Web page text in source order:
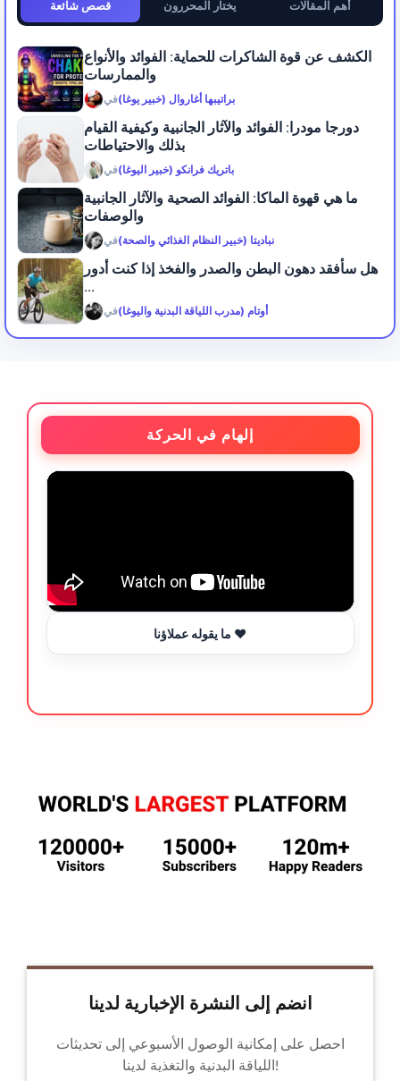
قصص شائعة يختار المحررون أهم المقالات
الكشف عن قوة الشاكرات للحماية: الفوائد والأنواع
والممارسات
فيبراتيبها أغاروال (خبير يوغا)
دورجا مودرا: الفوائد والآثار الجانبية وكيفية القيام
بذلك والاحتياطات
فيباتريك فرانكو (خبير اليوغا)
ما هي قهوة الماكا: الفوائد الصحية والآثار الجانبية
والوصفات
فينباديتا (خبير النظام الغذائي والصحة)
هل سأفقد دهون البطن والصدر والفخذ إذا كنت أدور
...
فيأوتام (مدرب اللياقة البدنية واليوغا)
إلهام في الحركة
ما يقوله عملاؤنا ❤️
انضم إلى النشرة الإخبارية لدينا
احصل على إمكانية الوصول الأسبوعي إلى تحديثات
اللياقة البدنية والتغذية لدينا!